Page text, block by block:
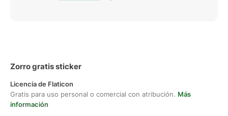
Zorro gratis sticker
Licencia de Flaticon
Gratis para uso personal o comercial con atribución. Más
información